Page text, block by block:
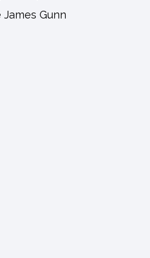
Gunn